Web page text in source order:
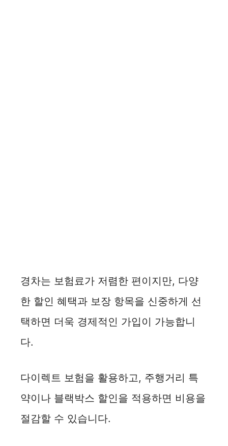
경차는 보험료가 저렴한 편이지만, 다양
한 할인 혜택과 보장 항목을 신중하게 선
택하면 더욱 경제적인 가입이 가능합니
다.
다이렉트 보험을 활용하고, 주행거리 특
약이나 블랙박스 할인을 적용하면 비용을
절감할 수 있습니다.